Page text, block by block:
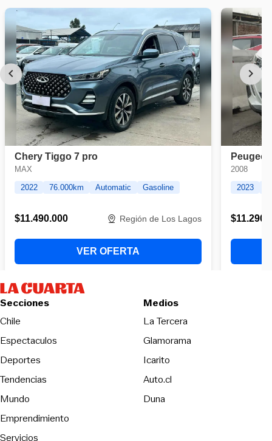
Secciones
Chile
Espectaculos
Deportes
Tendencias
Mundo
Emprendimiento
Servicios
Medios
La Tercera
Glamorama
Icarito
Auto.cl
Duna